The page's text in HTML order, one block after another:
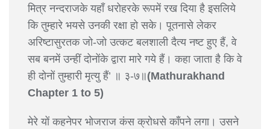
मित्र नन्दराजके यहाँ धरोहरके रूपमें रख दिया है इसलिये
कि तुम्हारे भयसे उनकी रक्षा हो सके। पूतनासे लेकर
अरिष्टासुरतक जो-जो उत्कट बलशाली दैत्य नष्ट हुए हैं, वे
सब बनमें उन्हीं दोनोंके द्वारा मारे गये हैं। कहा जाता है कि वे
ही दोनों तुम्हारी मृत्यु हैं’ ॥ ३-७॥(Mathurakhand
Chapter 1 to 5)
मेरे यों कहनेपर भोजराज कंस क्रोधसे काँपने लगा। उसने